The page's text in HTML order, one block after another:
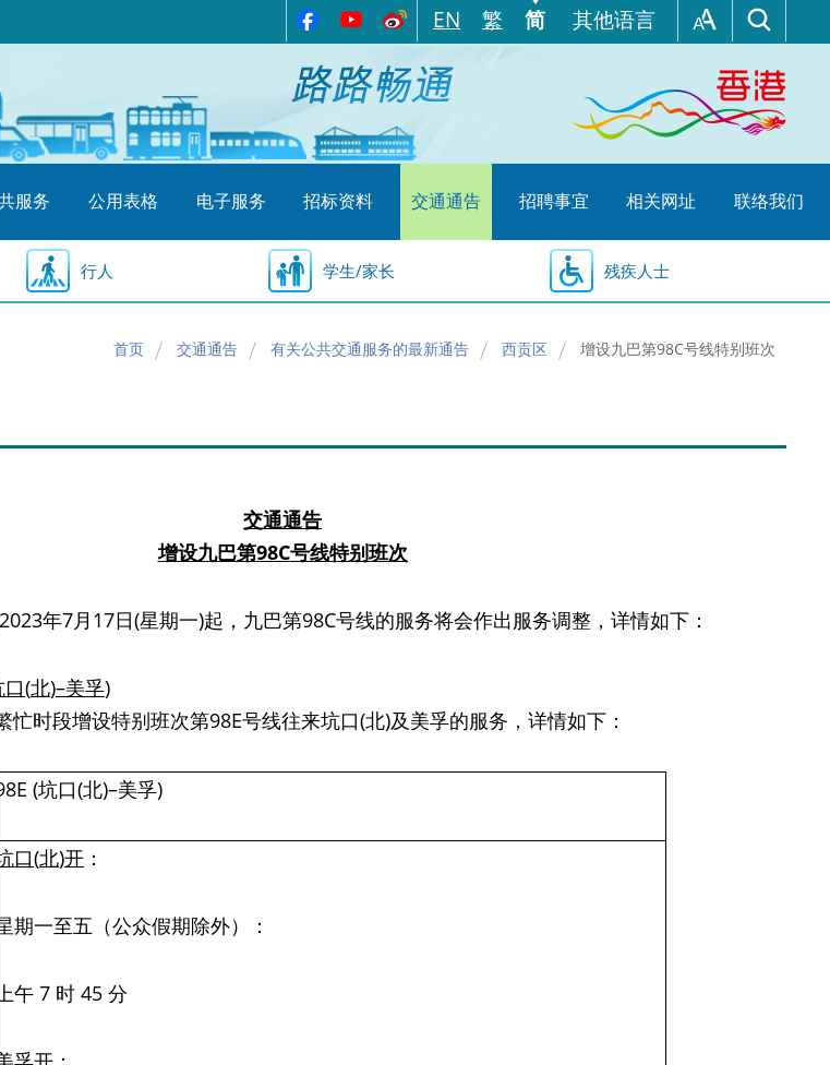
EN 繁 简 其他语言
服务 公用表格 电子服务 招标资料 交通通告 招聘事宜 相关网址 联络我们
行人 学生/家长 残疾人士
首页 交通通告 有关公共交通服务的最新通告 西贡区 增设九巴第98C号线特别班次
交通通告
增设九巴第98C号线特别班次
年7月17日(星期一)起，九巴第98C号线的服务将会作出服务调整，详情如下：
(北)–美孚)
忙时段增设特别班次第98E号线往来坑口(北)及美孚的服务，详情如下：
(坑口(北)–美孚)
口(北)开 ：
期一至五（公众假期除外）：
午 7 时 45 分